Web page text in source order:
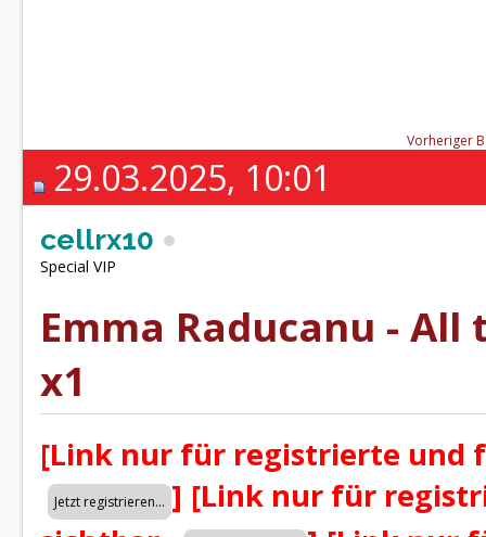
Vorheriger
29.03.2025, 10:01
cellrx10
Special VIP
Emma Raducanu -
x1
[Link nur für registrierte und
] [Link nur für